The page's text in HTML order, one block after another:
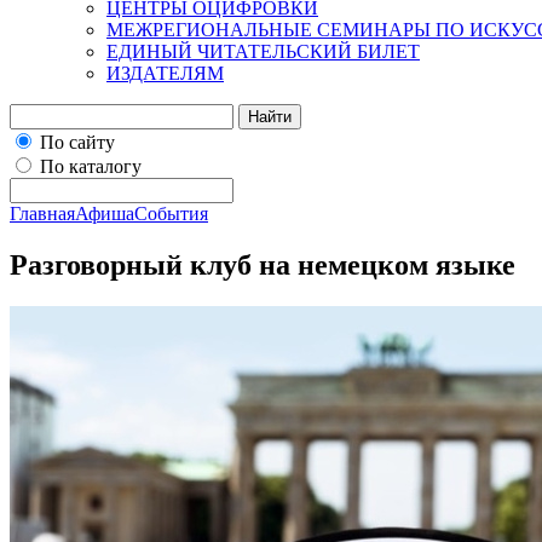
ЦЕНТРЫ ОЦИФРОВКИ
МЕЖРЕГИОНАЛЬНЫЕ СЕМИНАРЫ ПО
ЕДИНЫЙ ЧИТАТЕЛЬСКИЙ БИЛЕТ
ИЗДАТЕЛЯМ
Найти
По сайту
По каталогу
ГлавнаяАфишаСобытия
Разговорный клуб на немецком языке